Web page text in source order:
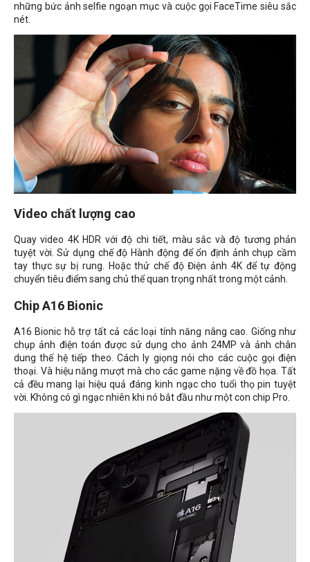
những bức ảnh selfie ngoạn mục và cuộc gọi FaceTime siêu sắc
nét.
Video chất lượng cao
Quay video 4K HDR với độ chi tiết, màu sắc và độ tương phản
tuyệt vời. Sử dụng chế độ Hành động để ổn định ảnh chụp cầm
tay thực sự bị rung. Hoặc thử chế độ Điện ảnh 4K để tự động
chuyển tiêu điểm sang chủ thể quan trọng nhất trong một cảnh.
Chip A16 Bionic
A16 Bionic hỗ trợ tất cả các loại tính năng nâng cao. Giống như
chụp ảnh điện toán được sử dụng cho ảnh 24MP và ảnh chân
dung thế hệ tiếp theo. Cách ly giọng nói cho các cuộc gọi điện
thoại. Và hiệu năng mượt mà cho các game nặng về đồ họa. Tất
cả đều mang lại hiệu quả đáng kinh ngạc cho tuổi thọ pin tuyệt
vời. Không có gì ngạc nhiên khi nó bắt đầu như một con chip Pro.